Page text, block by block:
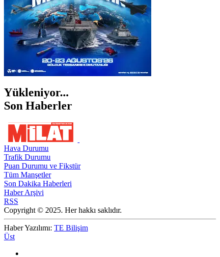
Yükleniyor...
Son Haberler
Hava Durumu
Trafik Durumu
Puan Durumu ve Fikstür
Tüm Manşetler
Son Dakika Haberleri
Haber Arşivi
RSS
Copyright © 2025. Her hakkı saklıdır.
Haber Yazılımı: TE Bilişim
Üst